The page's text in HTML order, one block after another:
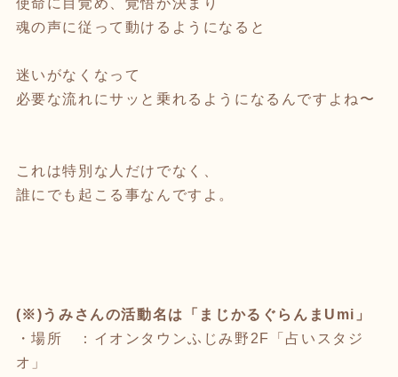
使命に目覚め、覚悟が決まり
魂の声に従って動けるようになると
迷いがなくなって
必要な流れにサッと乗れるようになるんですよね〜
これは特別な人だけでなく、
誰にでも起こる事なんですよ。
(※)うみさんの活動名は「まじかるぐらんまUmi」
・場所 ：イオンタウンふじみ野2F「占いスタジ
オ」